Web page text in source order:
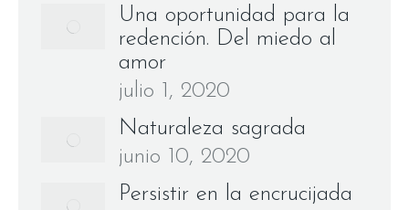
Una oportunidad para la
redención. Del miedo al
amor
julio 1, 2020
Naturaleza sagrada
junio 10, 2020
Persistir en la encrucijada